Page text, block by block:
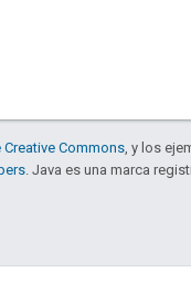
Commons , y los
. Java es una marca